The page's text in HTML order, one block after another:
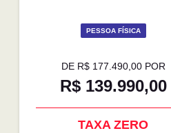
PESSOA FÍSICA
DE R$ 177.490,00 POR
R$ 139.990,00
COM SEU USADO NA
TROCA